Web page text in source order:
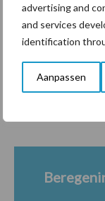
advertising and
and services
identification
Aanpassen